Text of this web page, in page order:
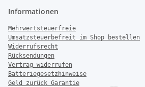
Informationen
Mehrwertsteuerfreie
Umsatzsteuerbefreit im Shop bestellen
Widerrufsrecht
Rücksendungen
Vertrag widerrufen
Batteriegesetzhinweise
Geld zurück Garantie